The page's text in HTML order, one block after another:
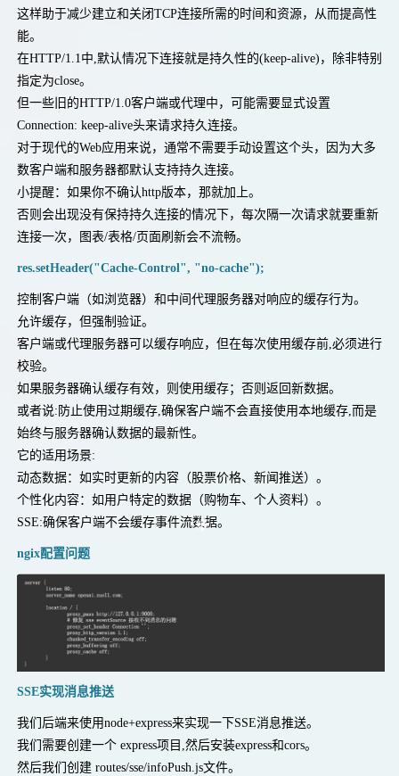
这样助于减少建立和关闭TCP连接所需的时间和资源，从而提高性
能。
在HTTP/1.1中,默认情况下连接就是持久性的(keep-alive)，除非特别
指定为close。
但一些旧的HTTP/1.0客户端或代理中，可能需要显式设置
Connection: keep-alive头来请求持久连接。
对于现代的Web应用来说，通常不需要手动设置这个头，因为大多
数客户端和服务器都默认支持持久连接。
小提醒：如果你不确认http版本，那就加上。
否则会出现没有保持持久连接的情况下，每次隔一次请求就要重新
连接一次，图表/表格/页面刷新会不流畅。
res.setHeader("Cache-Control", "no-cache");
控制客户端（如浏览器）和中间代理服务器对响应的缓存行为。
允许缓存，但强制验证。
客户端或代理服务器可以缓存响应，但在每次使用缓存前,必须进行
校验。
如果服务器确认缓存有效，则使用缓存；否则返回新数据。
或者说:防止使用过期缓存,确保客户端不会直接使用本地缓存,而是
始终与服务器确认数据的最新性。
它的适用场景:
动态数据：如实时更新的内容（股票价格、新闻推送）。
个性化内容：如用户特定的数据（购物车、个人资料）。
SSE:确保客户端不会缓存事件流数据。
ngix配置问题
SSE实现消息推送
我们后端来使用node+express来实现一下SSE消息推送。
我们需要创建一个 express项目,然后安装express和cors。
然后我们创建 routes/sse/infoPush.js文件。
❉